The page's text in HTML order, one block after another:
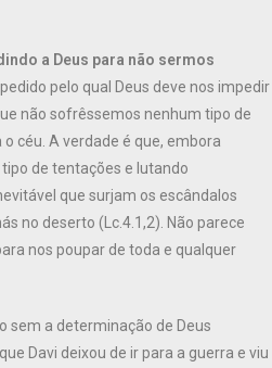
a Deus para não sermos
pelo qual Deus deve nos impedir
não sofrêssemos nenhum tipo de
céu. A verdade é que, embora
de tentações e lutando
que surjam os escândalos
no deserto (Lc.4.1,2). Não parece
nos poupar de toda e qualquer
sem a determinação de Deus
Davi deixou de ir para a guerra e viu